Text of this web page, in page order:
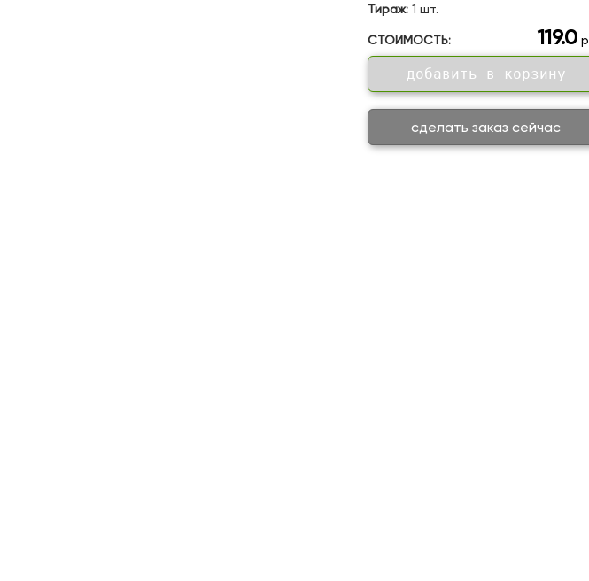
Тираж: 1 шт.
СТОИМОСТЬ: 119.0
добавить в корзину
сделать заказ сейчас